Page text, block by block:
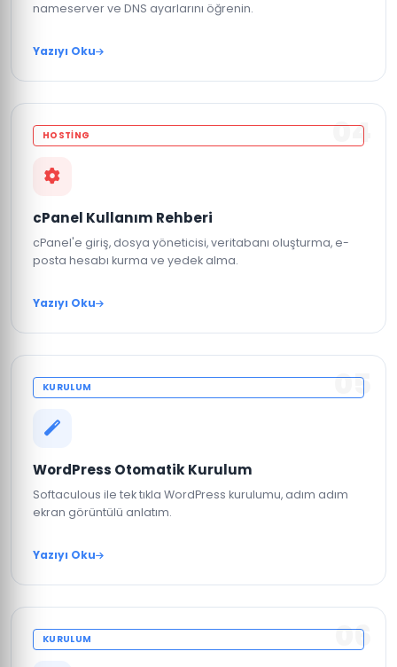
nameserver ve DNS ayarlarını öğrenin.
Yazıyı Oku
04
HOSTING
cPanel Kullanım Rehberi
cPanel'e giriş, dosya yöneticisi, veritabanı oluşturma, e-
posta hesabı kurma ve yedek alma.
Yazıyı Oku
05
KURULUM
WordPress Otomatik Kurulum
Softaculous ile tek tıkla WordPress kurulumu, adım adım
ekran görüntülü anlatım.
Yazıyı Oku
06
KURULUM